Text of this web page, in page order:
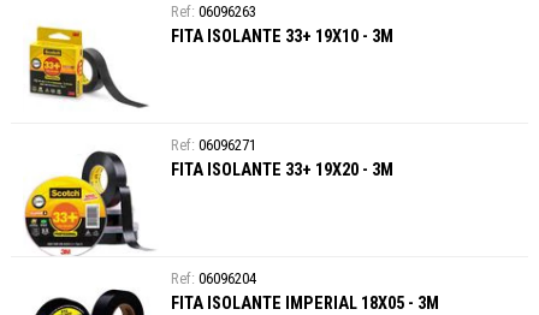
06096263
FITA ISOLANTE 33+ 19X10 - 3M
06096271
FITA ISOLANTE 33+ 19X20 - 3M
06096204
FITA ISOLANTE IMPERIAL 18X05 - 3M